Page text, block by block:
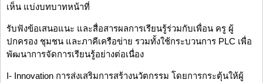
เห็น แบ่งบทบาทหน้าที่
รับฟังข้อเสนอแนะ และสื่อสารผลการเรียนรู้ร่วมกับเพื่อน ครู ผู้
ปกครอง ชุมชน และภาคีเครือข่าย รวมทั้งใช้กระบวนการ PLC เพื่อ
พัฒนาการจัดการเรียนรู้อย่างต่อเนื่อง
I- Innovation การส่งเสริมการสร้างนวัตกรรม โดยการกระตุ้นให้ผู้